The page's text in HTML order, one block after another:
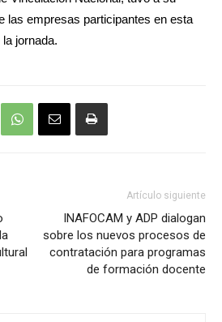
las empresas participantes en esta
jornada.
Artículo siguiente
INAFOCAM y ADP dialogan
sobre los nuevos procesos de
contratación para programas
de formación docente